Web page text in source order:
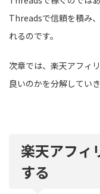
Threadsで信頼を積み
れるのです。
次章では、楽天アフィ
良いのかを分解していき
楽天アフィ
する